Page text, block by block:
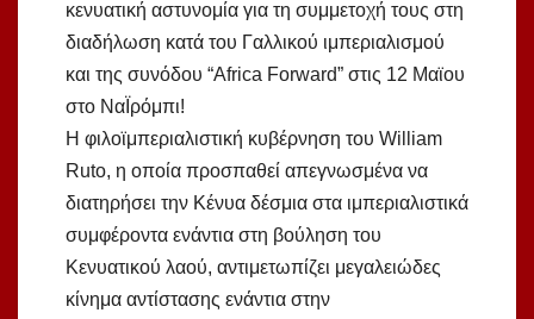
κενυατική αστυνομία για τη συμμετοχή τους στη
διαδήλωση κατά του Γαλλικού ιμπεριαλισμού
και της συνόδου “Africa Forward” στις 12 Μαϊου
στο ΝαΪρόμπι!
Η φιλοϊμπεριαλιστική κυβέρνηση του William
Ruto, η οποία προσπαθεί απεγνωσμένα να
διατηρήσει την Κένυα δέσμια στα ιμπεριαλιστικά
συμφέροντα ενάντια στη βούληση του
Κενυατικού λαού, αντιμετωπίζει μεγαλειώδες
κίνημα αντίστασης ενάντια στην